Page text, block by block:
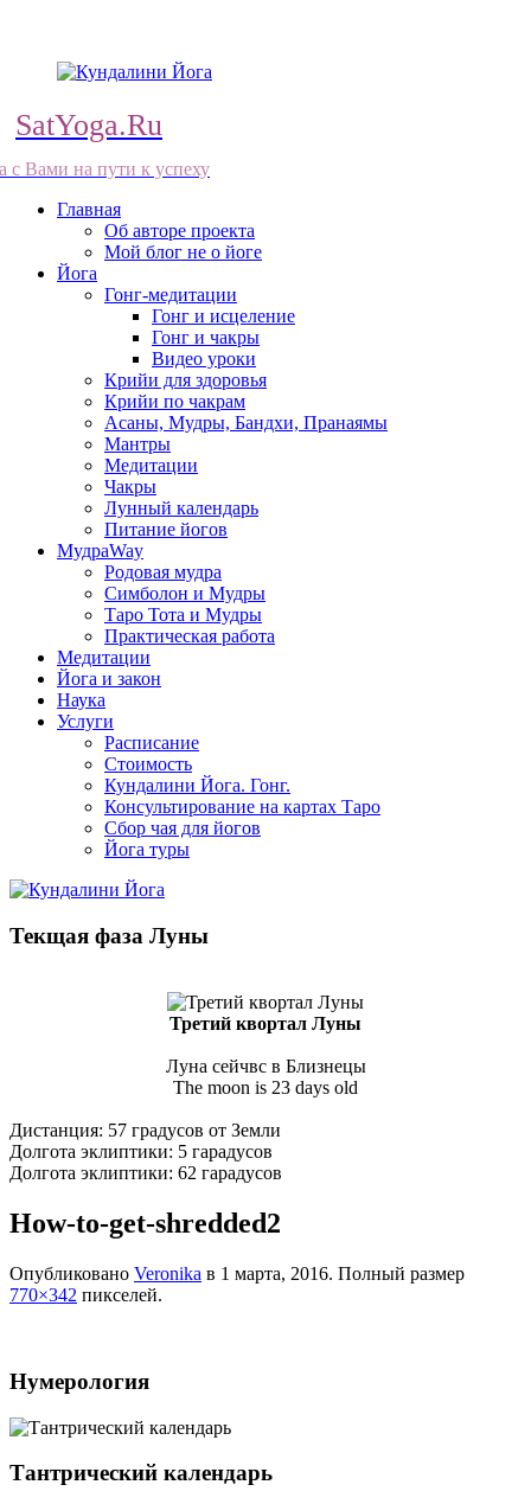
SatYoga.Ru
с Вами на пути к успеху
Главная
Об авторе проекта
Мой блог не о йоге
Йога
Гонг-медитации
Гонг и исцеление
Гонг и чакры
Видео уроки
Крийи для здоровья
Крийи по чакрам
Асаны, Мудры, Бандхи, Пранаямы
Мантры
Медитации
Чакры
Лунный календарь
Питание йогов
МудраWay
Родовая мудра
Симболон и Мудры
Таро Тота и Мудры
Практическая работа
Медитации
Йога и закон
Наука
Услуги
Расписание
Стоимость
Кундалини Йога. Гонг.
Консультирование на картах Таро
Сбор чая для йогов
Йога туры
Текщая фаза Луны
Третий квортал Луны
Луна сейчвс в Близнецы
The moon is 23 days old
Дистанция: 57 градусов от Земли
Долгота эклиптики: 5 гарадусов
Долгота эклиптики: 62 гарадусов
How-to-get-shredded2
Опубликовано Veronika в 1 марта, 2016. Полный размер
770×342 пикселей.
Нумерология
Тантрический календарь